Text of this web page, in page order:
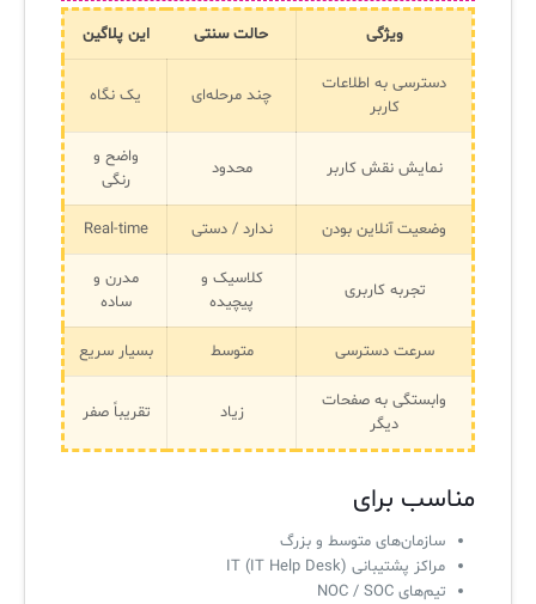
ویژگی حالت سنتی این پلاگین
دسترسی به اطلاعات
کاربر
چند مرحله‌ای یک نگاه
نمایش نقش کاربر محدود
واضح و
رنگی
وضعیت آنلاین بودن ندارد / دستی Real-time
تجربه کاربری
کلاسیک و
پیچیده
مدرن و
ساده
سرعت دسترسی متوسط بسیار سریع
وابستگی به صفحات
دیگر
زیاد تقریباً صفر
مناسب برای
سازمان‌های متوسط و بزرگ
مراکز پشتیبانی IT (IT Help Desk)
تیم‌های NOC / SOC